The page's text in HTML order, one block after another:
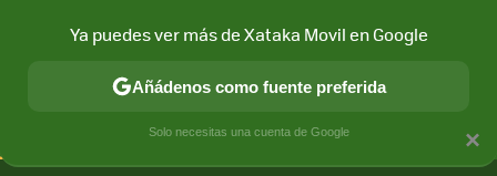
CONECTIVIDAD MÓVIL Y SOCIEDAD APLICACIONES
×
Ya puedes ver más de Xataka Movil en Google
Añádenos como fuente preferida
Solo necesitas una cuenta de Google